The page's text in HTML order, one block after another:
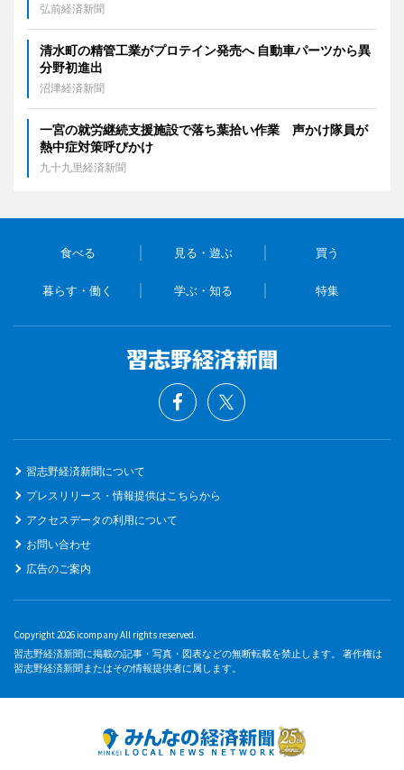
弘前経済新聞
清水町の精管工業がプロテイン発売へ 自動車パーツから異
分野初進出
沼津経済新聞
一宮の就労継続支援施設で落ち葉拾い作業 声かけ隊員が
熱中症対策呼びかけ
九十九里経済新聞
食べる 見る・遊ぶ 買う
暮らす・働く 学ぶ・知る 特集
習志野経済新聞について
プレスリリース・情報提供はこちらから
アクセスデータの利用について
お問い合わせ
広告のご案内
Copyright 2026 icompany All rights reserved.
習志野経済新聞に掲載の記事・写真・図表などの無断転載を禁止します。 著作権は
習志野経済新聞またはその情報提供者に属します。